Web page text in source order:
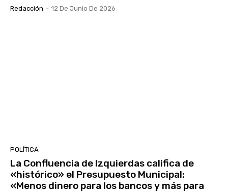
Redacción - 12 De Junio De 2026
POLÍTICA
La Confluencia de Izquierdas califica de
«histórico» el Presupuesto Municipal:
«Menos dinero para los bancos y más para